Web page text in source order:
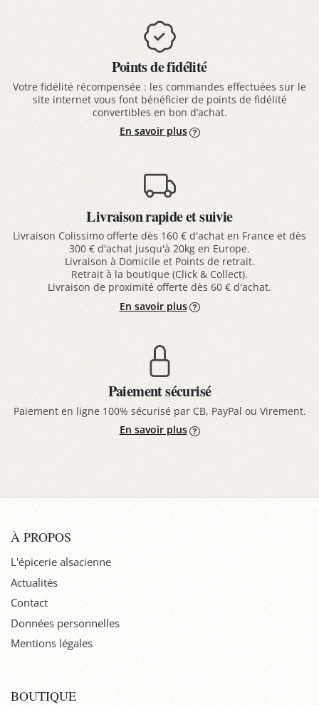
Points de fidélité
Votre fidélité récompensée : les commandes effectuées sur le
site internet vous font bénéficier de points de fidélité
convertibles en bon d’achat.
En savoir plus
Livraison rapide et suivie
Livraison Colissimo offerte dès 160 € d'achat en France et dès
300 € d'achat jusqu'à 20kg en Europe.
Livraison à Domicile et Points de retrait.
Retrait à la boutique (Click & Collect).
Livraison de proximité offerte dès 60 € d'achat.
En savoir plus
Paiement sécurisé
Paiement en ligne 100% sécurisé par CB, PayPal ou Virement.
En savoir plus
À PROPOS
L'épicerie alsacienne
Actualités
Contact
Données personnelles
Mentions légales
BOUTIQUE